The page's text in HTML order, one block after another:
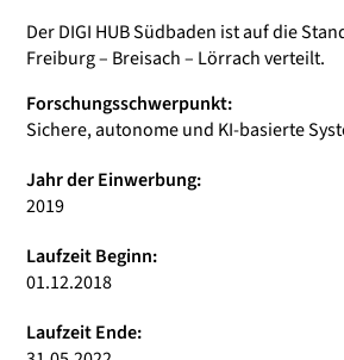
Der DIGI HUB Südbaden ist auf die
Freiburg – Breisach – Lörrach verteilt.
Forschungsschwerpunkt:
Sichere, autonome und KI-basierte
Jahr der Einwerbung:
2019
Laufzeit Beginn:
01.12.2018
Laufzeit Ende: